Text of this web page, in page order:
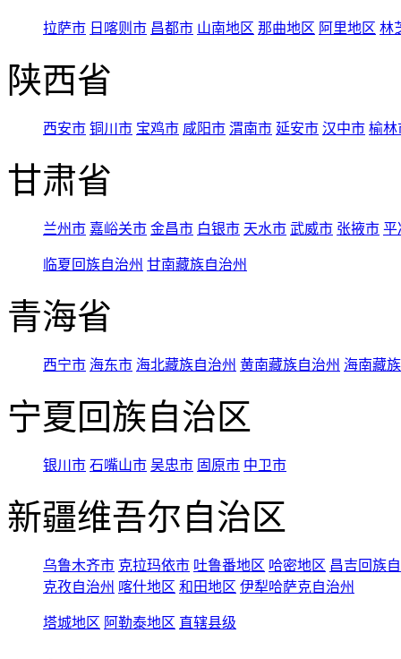
拉萨市 日喀则市 昌都市 山南地区 那曲地区 阿里地区 林
陕西省
西安市 铜川市 宝鸡市 咸阳市 渭南市 延安市 汉中市 榆林
甘肃省
兰州市 嘉峪关市 金昌市 白银市 天水市 武威市 张掖市 平
临夏回族自治州 甘南藏族自治州
青海省
西宁市 海东市 海北藏族自治州 黄南藏族自治州 海南藏
宁夏回族自治区
银川市 石嘴山市 吴忠市 固原市 中卫市
新疆维吾尔自治区
乌鲁木齐市 克拉玛依市 吐鲁番地区 哈密地区 昌吉回族
克孜自治州 喀什地区 和田地区 伊犁哈萨克自治州
塔城地区 阿勒泰地区 直辖县级